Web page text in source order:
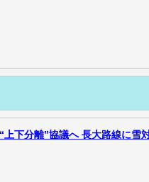
上下分離”協議へ 長大路線に